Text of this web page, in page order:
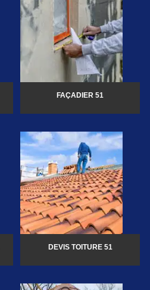
FAÇADIER 51
DEVIS TOITURE 51